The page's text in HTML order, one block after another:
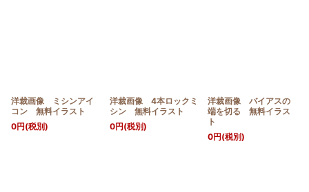
洋裁画像 ミシンアイ
コン 無料イラスト
0円(税別)
洋裁画像 4本ロックミ
シン 無料イラスト
0円(税別)
洋裁画像 バイアスの
端を切る 無料イラス
ト
0円(税別)